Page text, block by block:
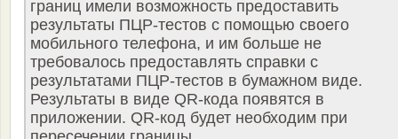
границ имели возможность предоставить
результаты ПЦР-тестов с помощью своего
мобильного телефона, и им больше не
требовалось предоставлять справки с
результатами ПЦР-тестов в бумажном виде.
Результаты в виде QR-кода появятся в
приложении. QR-код будет необходим при